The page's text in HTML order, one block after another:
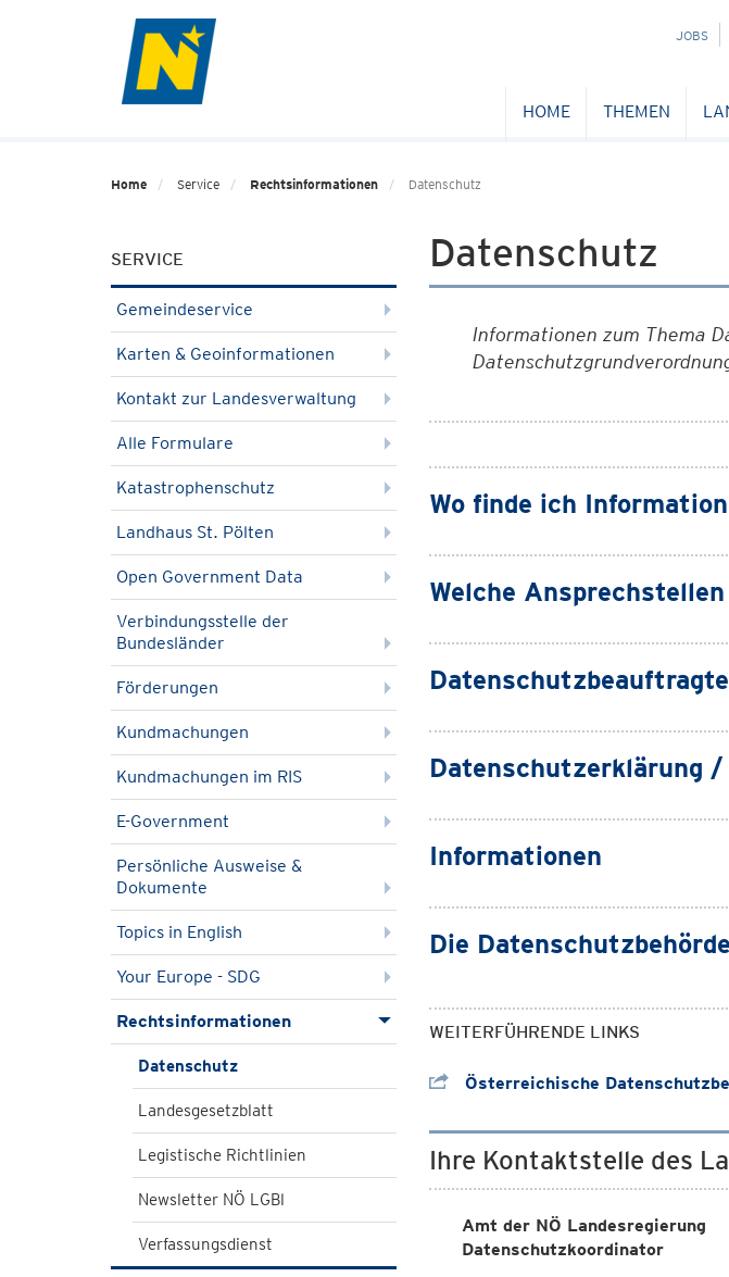
NAVIGATION
JOBS
HOME THEMEN
Home Service Rechtsinformationen Datenschutz
SERVICE
Gemeindeservice
Karten & Geoinformationen
Kontakt zur Landesverwaltung
Alle Formulare
Katastrophenschutz
Landhaus St. Pölten
Open Government Data
Verbindungsstelle der
Bundesländer
Förderungen
Kundmachungen
Kundmachungen im RIS
E-Government
Persönliche Ausweise &
Dokumente
Topics in English
Your Europe - SDG
Rechtsinformationen
Datenschutz
Landesgesetzblatt
Legistische Richtlinien
Newsletter NÖ LGBl
Verfassungsdienst
Datenschutz
Informationen zum Thema
Wo finde ich
Welche
Datenschutzerklärung
Informationen
Die
WEITERFÜHRENDE LINKS
Österreichische
Ihre Kontaktstelle des
Amt der NÖ Landesregierung
Datenschutzkoordinator